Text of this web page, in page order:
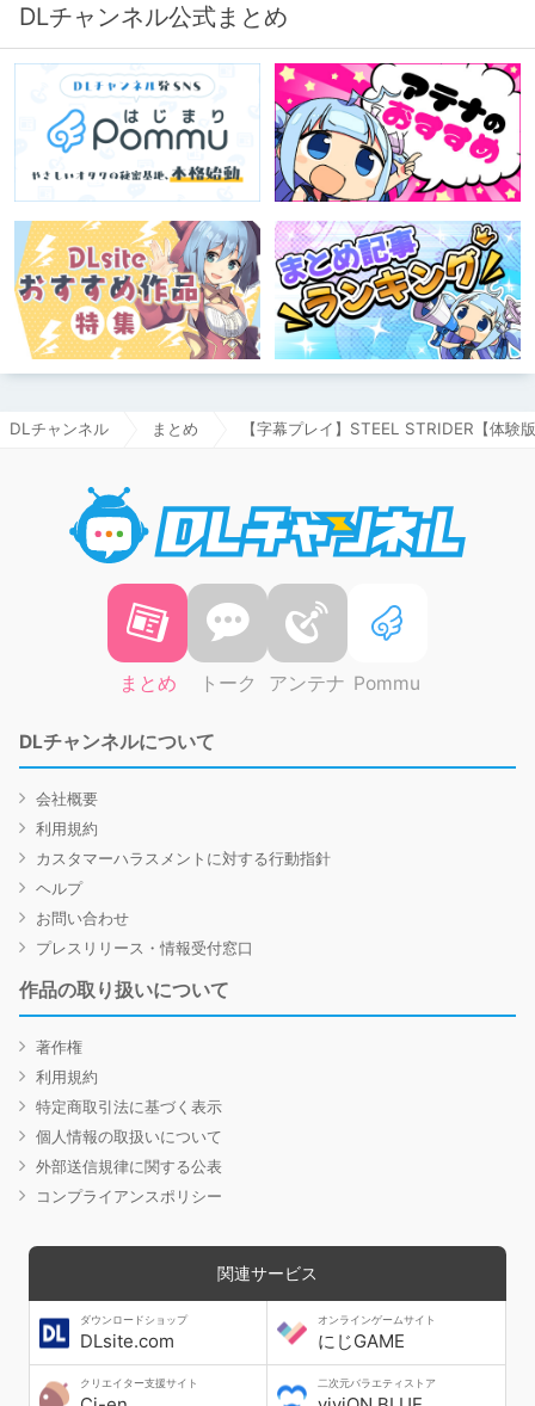
DLチャンネル公式まとめ
DLチャンネル まとめ 【字幕プレイ】STEEL STRIDER【体験
まとめ トーク アンテナ Pommu
DLチャンネルについて
会社概要
利用規約
カスタマーハラスメントに対する行動指針
ヘルプ
お問い合わせ
プレスリリース・情報受付窓口
作品の取り扱いについて
著作権
利用規約
特定商取引法に基づく表示
個人情報の取扱いについて
外部送信規律に関する公表
コンプライアンスポリシー
関連サービス
ダウンロードショップ
DLsite.com
オンラインゲームサイト
にじGAME
クリエイター支援サイト 二次元バラエティストア